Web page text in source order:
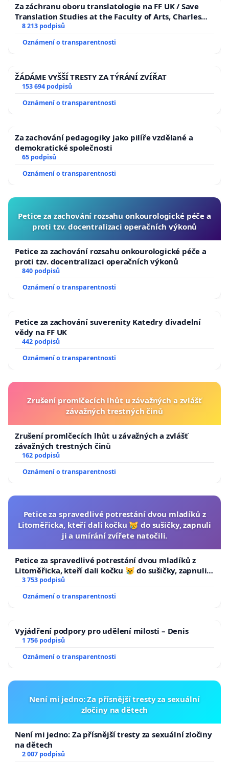
Za záchranu oboru translatologie na FF UK / Save
Translation Studies at the Faculty of Arts, Charles
University
8 213 podpisů
Oznámení o transparentnosti
ŽÁDÁME VYŠŠÍ TRESTY ZA TÝRÁNÍ ZVÍŘAT
153 694 podpisů
Oznámení o transparentnosti
Za zachování pedagogiky jako pilíře vzdělané a
demokratické společnosti
65 podpisů
Oznámení o transparentnosti
Petice za zachování rozsahu onkourologické péče a
proti tzv. docentralizaci operačních výkonů
Petice za zachování rozsahu onkourologické péče a
proti tzv. docentralizaci operačních výkonů
840 podpisů
Oznámení o transparentnosti
Petice za zachování suverenity Katedry divadelní
vědy na FF UK
442 podpisů
Oznámení o transparentnosti
Zrušení promlčecích lhůt u závažných a zvlášť
závažných trestných činů
Zrušení promlčecích lhůt u závažných a zvlášť
závažných trestných činů
162 podpisů
Oznámení o transparentnosti
Petice za spravedlivé potrestání dvou mladíků z
Litoměřicka, kteří dali kočku 😿 do sušičky, zapnuli
ji a umírání zvířete natočili.
Petice za spravedlivé potrestání dvou mladíků z
Litoměřicka, kteří dali kočku 😿 do sušičky, zapnuli ji
a umírání zvířete natočili.
3 753 podpisů
Oznámení o transparentnosti
Vyjádření podpory pro udělení milosti – Denis
1 756 podpisů
Oznámení o transparentnosti
Není mi jedno: Za přísnější tresty za sexuální
zločiny na dětech
Není mi jedno: Za přísnější tresty za sexuální zločiny
na dětech
2 007 podpisů